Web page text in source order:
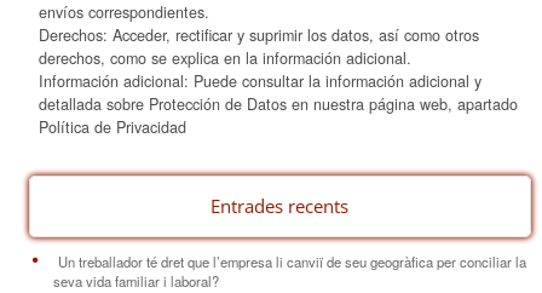
envíos correspondientes.
Derechos: Acceder, rectificar y suprimir los datos, así como otros
derechos, como se explica en la información adicional.
Información adicional: Puede consultar la información adicional y
detallada sobre Protección de Datos en nuestra página web, apartado
Política de Privacidad
Entrades recents
Un treballador té dret que l’empresa li canviï de seu geogràfica per conciliar la
seva vida familiar i laboral?